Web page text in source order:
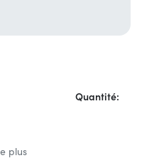
Quantité:
plus